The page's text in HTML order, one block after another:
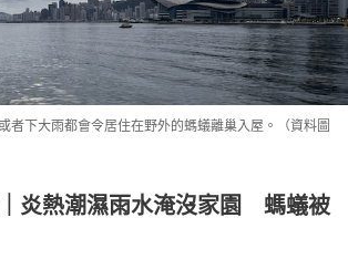
者下大雨都會令居住在野外的螞蟻離巢入屋。（資料圖
炎熱潮濕雨水淹沒家園 螞蟻被